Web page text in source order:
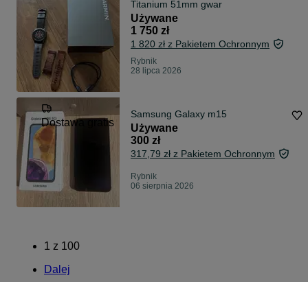
Titanium 51mm gwar
Używane
1 750 zł
1 820 zł z Pakietem Ochronnym
Rybnik
28 lipca 2026
Dostawa gratis
Samsung Galaxy m15
Używane
300 zł
317,79 zł z Pakietem Ochronnym
Rybnik
06 sierpnia 2026
1 z 100
Dalej